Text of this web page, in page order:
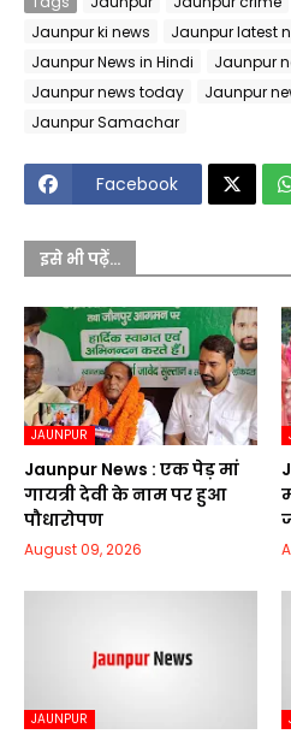
Jaunpur ki news
Jaunpur latest
Jaunpur News in Hindi
Jaunpur
Jaunpur news today
Jaunpur
Jaunpur Samachar
Facebook
इसे भी पढ़ें...
JAUNPUR
Jaunpur News : एक पेड़ मां
गायत्री देवी के नाम पर हुआ
पौधारोपण
August 09, 2026
JAUNPUR